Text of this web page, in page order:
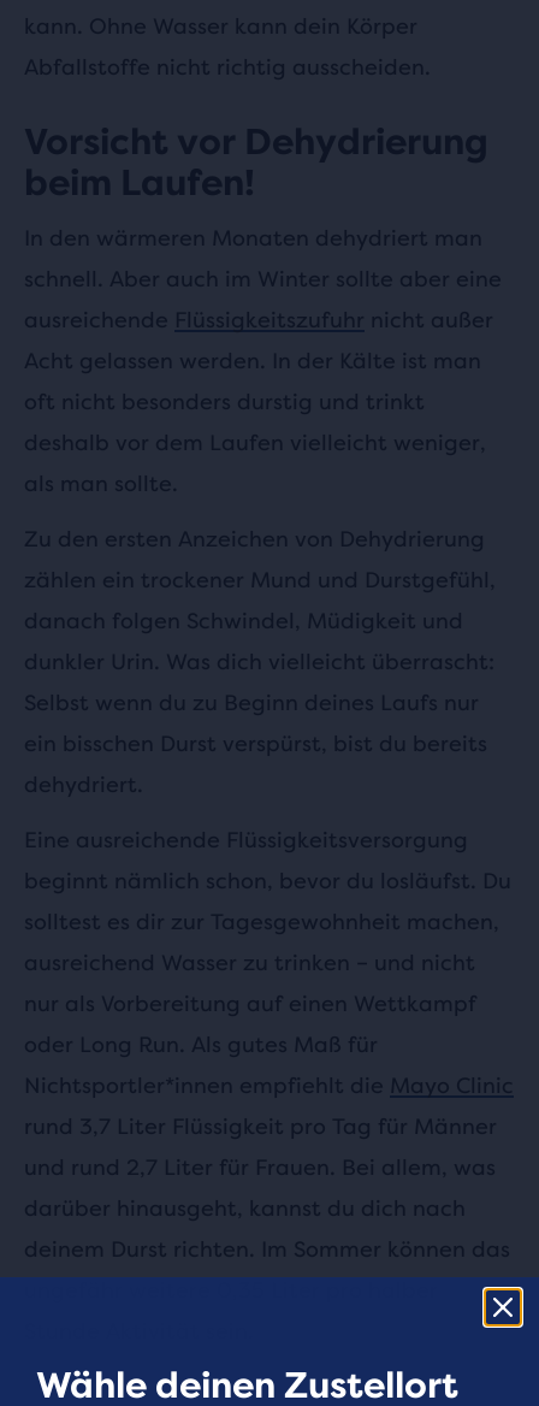
kann. Ohne Wasser kann dein Körper
Abfallstoffe nicht richtig ausscheiden.
Vorsicht vor Dehydrierung
beim Laufen!
In den wärmeren Monaten dehydriert man
schnell. Aber auch im Winter sollte aber eine
ausreichende Flüssigkeitszufuhr nicht außer
Acht gelassen werden. In der Kälte ist man
oft nicht besonders durstig und trinkt
deshalb vor dem Laufen vielleicht weniger,
als man sollte.
Zu den ersten Anzeichen von Dehydrierung
zählen ein trockener Mund und Durstgefühl,
danach folgen Schwindel, Müdigkeit und
dunkler Urin. Was dich vielleicht überrascht:
Selbst wenn du zu Beginn deines Laufs nur
ein bisschen Durst verspürst, bist du bereits
dehydriert.
Eine ausreichende Flüssigkeitsversorgung
beginnt nämlich schon, bevor du losläufst. Du
solltest es dir zur Tagesgewohnheit machen,
ausreichend Wasser zu trinken – und nicht
nur als Vorbereitung auf einen Wettkampf
oder Long Run. Als gutes Maß für
Nichtsportler*innen empfiehlt die Mayo Clinic
rund 3,7 Liter Flüssigkeit pro Tag für Männer
und rund 2,7 Liter für Frauen. Bei allem, was
darüber hinausgeht, kannst du dich nach
deinem Durst richten. Im Sommer können das
Wähle deinen Zustellort